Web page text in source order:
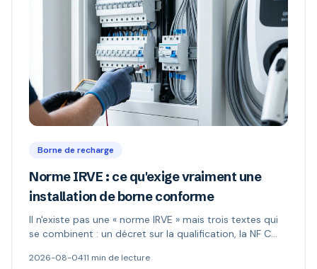
Borne de recharge
Norme IRVE : ce qu'exige vraiment une
installation de borne conforme
Il n'existe pas une « norme IRVE » mais trois textes qui
se combinent : un décret sur la qualification, la NF C
borne. Ce qui est réellement obligatoire, et quand le
2026-08-0411 min de lecture